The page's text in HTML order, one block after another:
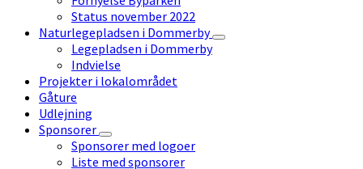
Status november 2022
Naturlegepladsen i Dommerby
Legepladsen i Dommerby
Indvielse
Projekter i lokalområdet
Gåture
Udlejning
Sponsorer
Sponsorer med logoer
Liste med sponsorer